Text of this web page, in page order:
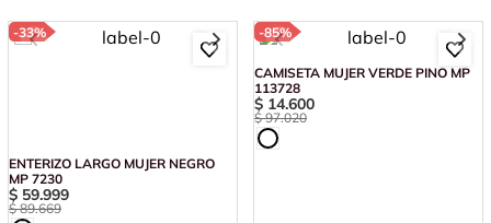
-33%
Vendido por:
-85%
CAMISETA MUJER VERDE PINO MP
113728
$ 14.600
$ 97.020